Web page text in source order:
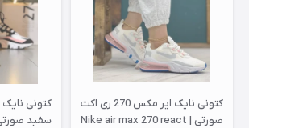
کتونی نایک ایر مکس 270 ری اکت
صورتی | Nike air max 270 react